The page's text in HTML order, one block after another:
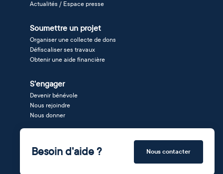
Actualités / Espace presse
Soumettre un projet
Organiser une collecte de dons
Défiscaliser ses travaux
Obtenir une aide financière
S'engager
Devenir bénévole
Nous rejoindre
Nous donner
Besoin d'aide ? Nous contacter